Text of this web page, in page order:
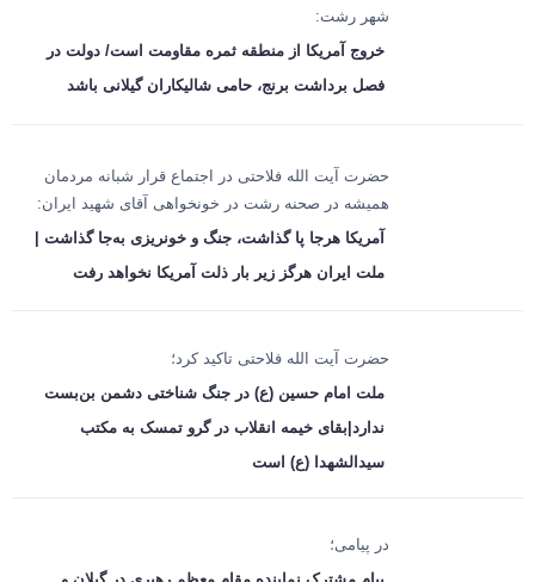
شهر رشت:
خروج آمریکا از منطقه ثمره مقاومت است/ دولت در
فصل برداشت برنج، حامی شالیکاران گیلانی باشد
حضرت آیت الله فلاحتی در اجتماع قرار شبانه مردمان
همیشه در صحنه رشت در خونخواهی آقای شهید ایران:
آمریکا هرجا پا گذاشت، جنگ و خونریزی به‌جا گذاشت |
ملت ایران هرگز زیر بار ذلت آمریکا نخواهد رفت
حضرت آیت الله فلاحتی تاکید کرد؛
ملت امام حسین (ع) در جنگ شناختی دشمن بن‌بست
ندارد|بقای خیمه انقلاب در گرو تمسک به مکتب
سیدالشهدا (ع) است
در پیامی؛